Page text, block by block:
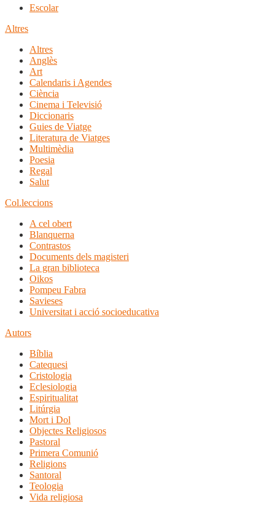
Escolar
Altres
Altres
Anglès
Art
Calendaris i Agendes
Ciència
Cinema i Televisió
Diccionaris
Guies de Viatge
Literatura de Viatges
Multimèdia
Poesia
Regal
Salut
Col.leccions
A cel obert
Blanquerna
Contrastos
Documents dels magisteri
La gran biblioteca
Oikos
Pompeu Fabra
Savieses
Universitat i acció socioeducativa
Autors
Bíblia
Catequesi
Cristologia
Eclesiologia
Espiritualitat
Litúrgia
Mort i Dol
Objectes Religiosos
Pastoral
Primera Comunió
Religions
Santoral
Teologia
Vida religiosa